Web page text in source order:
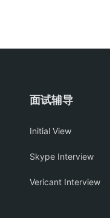
面试辅导
Initial View
Skype Interview
Vericant Interview